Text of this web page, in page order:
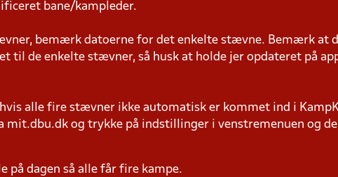
bane/kampleder.
bemærk datoerne for det enkelte stævne. Bemærk at
til de enkelte stævner, så husk at holde jer opdateret på
alle fire stævner ikke automatisk er kommet ind i
mit.dbu.dk og trykke på indstillinger i venstremenuen og
på dagen så alle får fire kampe.